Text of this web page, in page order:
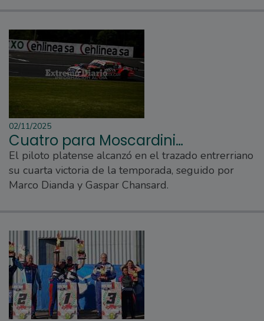
02/11/2025
Cuatro para Moscardini…
El piloto platense alcanzó en el trazado entrerriano
su cuarta victoria de la temporada, seguido por
Marco Dianda y Gaspar Chansard.